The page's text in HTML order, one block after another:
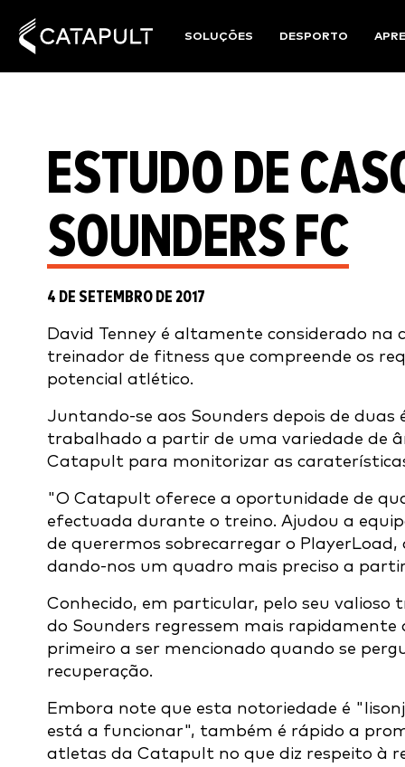
SOLUÇÕES DESPORTO
ESTUDO DE
SOUNDERS FC
4 DE SETEMBRO DE 2017
David Tenney é altamente considerado
treinador de fitness que compreende os
potencial atlético.
Juntando-se aos Sounders depois de duas
trabalhado a partir de uma variedade de
Catapult para monitorizar as
"O Catapult oferece a oportunidade de
efectuada durante o treino. Ajudou a
de querermos sobrecarregar o
dando-nos um quadro mais preciso a
Conhecido, em particular, pelo seu valioso
do Sounders regressem mais rapidamente
primeiro a ser mencionado quando se
recuperação.
Embora note que esta notoriedade é
está a funcionar", também é rápido a
atletas da Catapult no que diz respeito à